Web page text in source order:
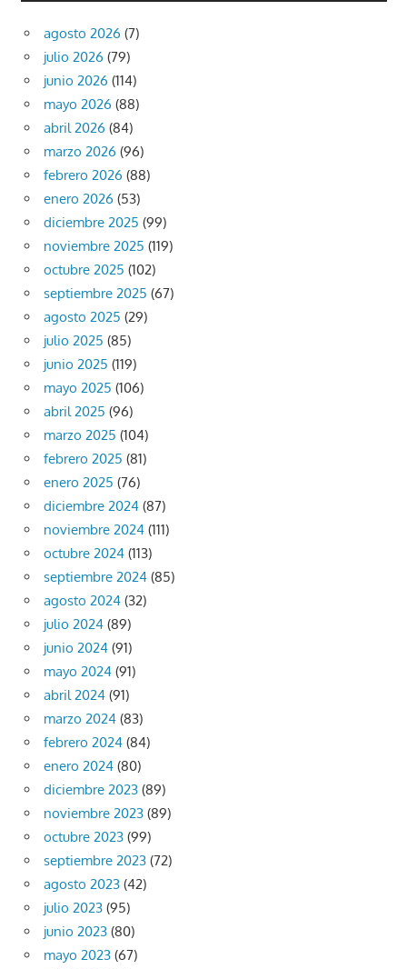
agosto 2026 (7)
julio 2026 (79)
junio 2026 (114)
mayo 2026 (88)
abril 2026 (84)
marzo 2026 (96)
febrero 2026 (88)
enero 2026 (53)
diciembre 2025 (99)
noviembre 2025 (119)
octubre 2025 (102)
septiembre 2025 (67)
agosto 2025 (29)
julio 2025 (85)
junio 2025 (119)
mayo 2025 (106)
abril 2025 (96)
marzo 2025 (104)
febrero 2025 (81)
enero 2025 (76)
diciembre 2024 (87)
noviembre 2024 (111)
octubre 2024 (113)
septiembre 2024 (85)
agosto 2024 (32)
julio 2024 (89)
junio 2024 (91)
mayo 2024 (91)
abril 2024 (91)
marzo 2024 (83)
febrero 2024 (84)
enero 2024 (80)
diciembre 2023 (89)
noviembre 2023 (89)
octubre 2023 (99)
septiembre 2023 (72)
agosto 2023 (42)
julio 2023 (95)
junio 2023 (80)
mayo 2023 (67)